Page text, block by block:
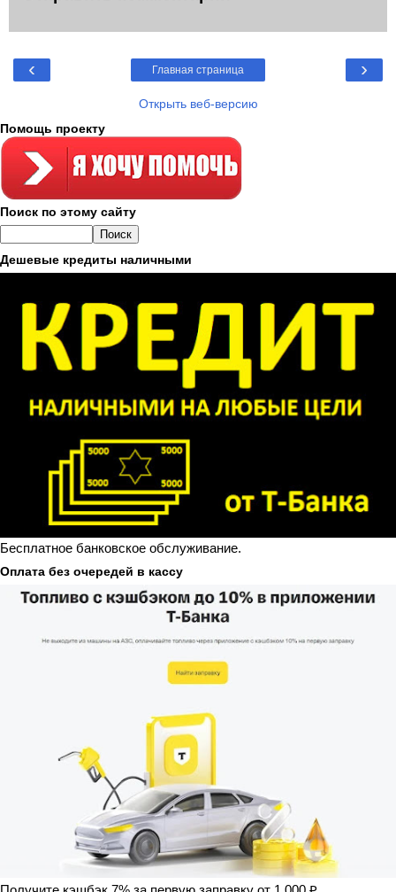
‹ ›
Главная страница
Открыть веб-версию
Помощь проекту
Поиск по этому сайту
Дешевые кредиты наличными
Бесплатное банковское обслуживание.
Оплата без очередей в кассу